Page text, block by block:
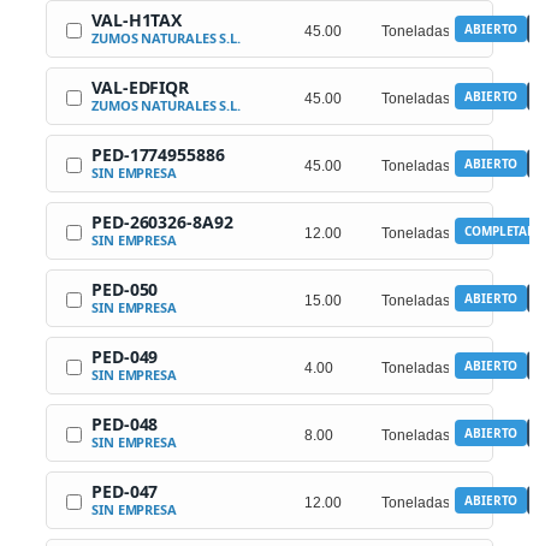
VAL-H1TAX
ZUMOS NATURALES S.L. ABIERTO
VAL-EDFIQR
ZUMOS NATURALES S.L. ABIERTO
PED-1774955886
SIN EMPRESA ABIERTO
PED-260326-8A92
SIN EMPRESA
PED-050
SIN EMPRESA ABIERTO
PED-049
SIN EMPRESA ABIERTO
PED-048
SIN EMPRESA ABIERTO
PED-047
SIN EMPRESA ABIERTO